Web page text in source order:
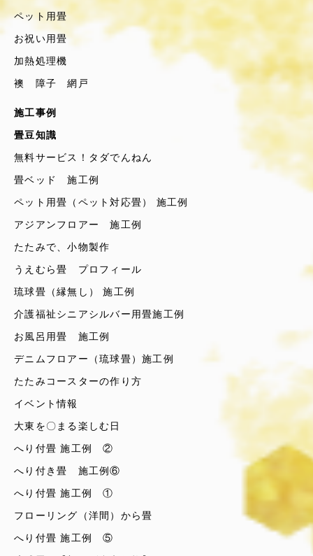
ペット用畳
お祝い用畳
加熱処理機
襖 障子 網戸
施工事例
畳豆知識
無料サービス！タダでんねん
畳ベッド 施工例
ペット用畳（ペット対応畳） 施工例
アジアンフロアー 施工例
たたみで、小物製作
うえむら畳 プロフィール
琉球畳（縁無し） 施工例
介護福祉シニアシルバー用畳施工例
お風呂用畳 施工例
デニムフロアー（琉球畳）施工例
たたみコースターの作り方
イベント情報
大東を〇まる楽しむ日
へり付畳 施工例 ②
へり付き畳 施工例⑥
へり付畳 施工例 ①
フローリング（洋間）から畳
へり付畳 施工例 ⑤